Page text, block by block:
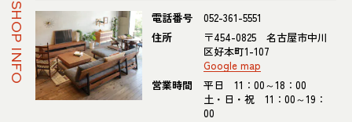
SHOP INFO 電話番号
052-361-5551
住所
〒454-0825 名古屋市中川
区好本町1-107
Google map
営業時間
平日 11：00～18：00
土・日・祝 11：00～19：
00